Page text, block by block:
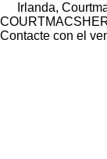
Irlanda,
Contacte con el